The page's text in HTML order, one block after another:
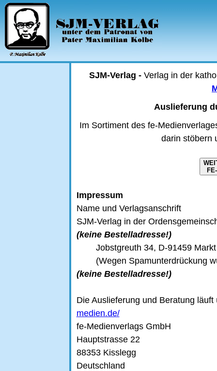
SJM-Verlag - Verlag in der
Auslieferung
Im Sortiment des fe-
darin stöbern
Impressum
Name und Verlagsanschrift
SJM-Verlag in der
(keine Bestelladresse!)
Jobstgreuth 34, D-91459
(Wegen Spamunterdrückung
(keine Bestelladresse!)
Die Auslieferung und Beratung
medien.de/
fe-Medienverlags GmbH
Hauptstrasse 22
88353 Kisslegg
Deutschland